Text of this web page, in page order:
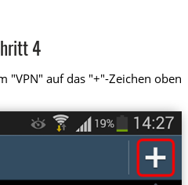
4
"VPN" auf das "+"-Zeichen oben